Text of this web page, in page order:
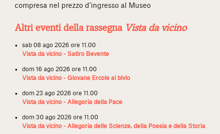
compresa nel prezzo d’ingresso al Museo
Altri eventi della rassegna Vista da vicino
sab 08 ago 2026 ore 11.00
Vista da vicino - Satiro Bevente
dom 16 ago 2026 ore 11.00
Vista da vicino - Giovane Ercole al bivio
dom 23 ago 2026 ore 11.00
Vista da vicino - Allegoria della Pace
dom 30 ago 2026 ore 11.00
Vista da vicino - Allegoria delle Scienze, della Poesia e della Storia